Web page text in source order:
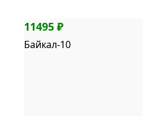
11495 ₽
Байкал-10